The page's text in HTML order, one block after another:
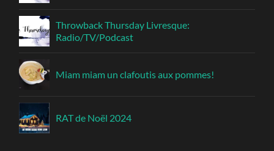
Throwback Thursday Livresque:
Radio/TV/Podcast
Miam miam un clafoutis aux pommes!
RAT de Noël 2024